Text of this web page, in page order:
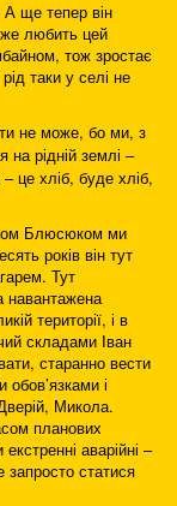
ще тепер він
любить цей
тож зростає
таки у селі не
не може, бо ми, з
рідній землі –
це хліб, буде хліб,
Блюсюком ми
років він тут
Тут
навантажена
території, і в
складами Іван
старанно вести
і
Микола.
планових
аварійні –
статися